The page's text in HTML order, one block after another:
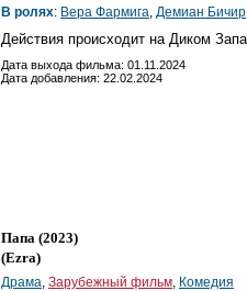
В ролях: Вера Фармига Демиан Бичир
Действия происходит на Диком
Дата выхода фильма: 01.11.2024
Дата добавления: 22.02.2024
Папа (2023)
(Ezra)
Драма Зарубежный фильм Комедия